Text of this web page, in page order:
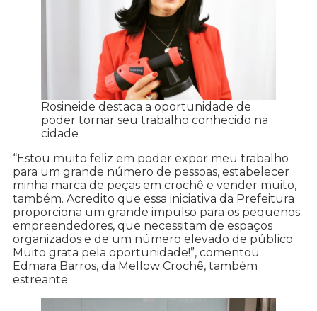
Rosineide destaca a oportunidade de
poder tornar seu trabalho conhecido na
cidade
“Estou muito feliz em poder expor meu trabalho
para um grande número de pessoas, estabelecer
minha marca de peças em crochê e vender muito,
também. Acredito que essa iniciativa da Prefeitura
proporciona um grande impulso para os pequenos
empreendedores, que necessitam de espaços
organizados e de um número elevado de público.
Muito grata pela oportunidade!”, comentou
Edmara Barros, da Mellow Crochê, também
estreante.